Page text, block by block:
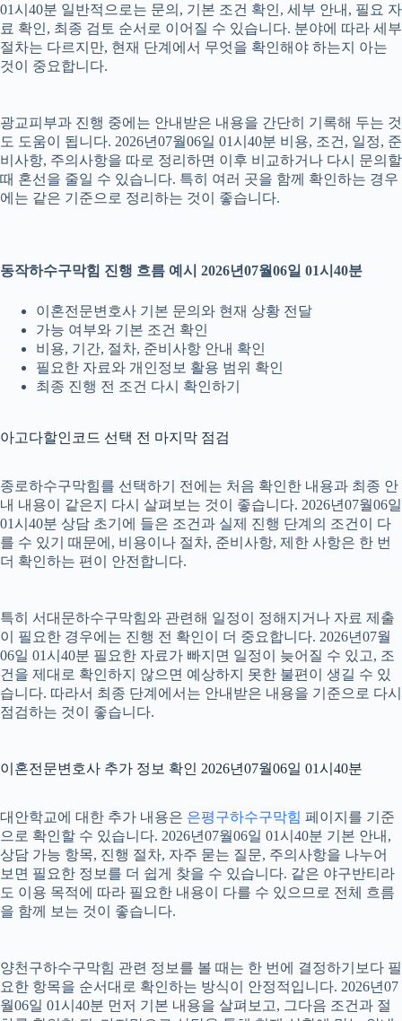
01시40분 일반적으로는 문의, 기본 조건 확인, 세부 안내, 필요 자
료 확인, 최종 검토 순서로 이어질 수 있습니다. 분야에 따라 세부
절차는 다르지만, 현재 단계에서 무엇을 확인해야 하는지 아는
것이 중요합니다.
광교피부과 진행 중에는 안내받은 내용을 간단히 기록해 두는 것
도 도움이 됩니다. 2026년07월06일 01시40분 비용, 조건, 일정, 준
비사항, 주의사항을 따로 정리하면 이후 비교하거나 다시 문의할
때 혼선을 줄일 수 있습니다. 특히 여러 곳을 함께 확인하는 경우
에는 같은 기준으로 정리하는 것이 좋습니다.
동작하수구막힘 진행 흐름 예시 2026년07월06일 01시40분
이혼전문변호사 기본 문의와 현재 상황 전달
가능 여부와 기본 조건 확인
비용, 기간, 절차, 준비사항 안내 확인
필요한 자료와 개인정보 활용 범위 확인
최종 진행 전 조건 다시 확인하기
아고다할인코드 선택 전 마지막 점검
종로하수구막힘를 선택하기 전에는 처음 확인한 내용과 최종 안
내 내용이 같은지 다시 살펴보는 것이 좋습니다. 2026년07월06일
01시40분 상담 초기에 들은 조건과 실제 진행 단계의 조건이 다
를 수 있기 때문에, 비용이나 절차, 준비사항, 제한 사항은 한 번
더 확인하는 편이 안전합니다.
특히 서대문하수구막힘와 관련해 일정이 정해지거나 자료 제출
이 필요한 경우에는 진행 전 확인이 더 중요합니다. 2026년07월
06일 01시40분 필요한 자료가 빠지면 일정이 늦어질 수 있고, 조
건을 제대로 확인하지 않으면 예상하지 못한 불편이 생길 수 있
습니다. 따라서 최종 단계에서는 안내받은 내용을 기준으로 다시
점검하는 것이 좋습니다.
이혼전문변호사 추가 정보 확인 2026년07월06일 01시40분
대안학교에 대한 추가 내용은 은평구하수구막힘 페이지를 기준
으로 확인할 수 있습니다. 2026년07월06일 01시40분 기본 안내,
상담 가능 항목, 진행 절차, 자주 묻는 질문, 주의사항을 나누어
보면 필요한 정보를 더 쉽게 찾을 수 있습니다. 같은 야구반티라
도 이용 목적에 따라 필요한 내용이 다를 수 있으므로 전체 흐름
을 함께 보는 것이 좋습니다.
양천구하수구막힘 관련 정보를 볼 때는 한 번에 결정하기보다 필
요한 항목을 순서대로 확인하는 방식이 안정적입니다. 2026년07
월06일 01시40분 먼저 기본 내용을 살펴보고, 그다음 조건과 절